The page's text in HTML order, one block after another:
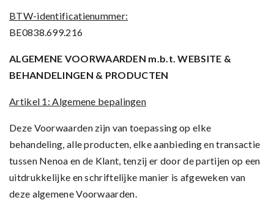
BTW-identificatienummer:
BE0838.699.216
ALGEMENE VOORWAARDEN m.b.t. WEBSITE &
BEHANDELINGEN & PRODUCTEN
Artikel 1: Algemene bepalingen
Deze Voorwaarden zijn van toepassing op elke
behandeling, alle producten, elke aanbieding en transactie
tussen Nenoa en de Klant, tenzij er door de partijen op een
uitdrukkelijke en schriftelijke manier is afgeweken van
deze algemene Voorwaarden.